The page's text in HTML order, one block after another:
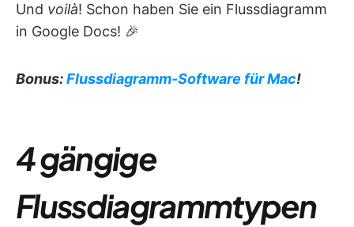
Und voilà! Schon haben Sie ein Flussdiagramm
in Google Docs! 🎉
Bonus:Flussdiagramm-Software für Mac!
4 gängige
Flussdiagrammtypen